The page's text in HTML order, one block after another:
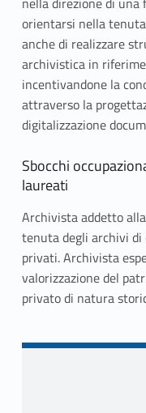
orientarsi nella
anche di realizzare
archivistica in
incentivandone la
attraverso la
digitalizzazione
Sbocchi
laureati
Archivista addetto
tenuta degli archivi di
privati. Archivista
valorizzazione del
privato di natura